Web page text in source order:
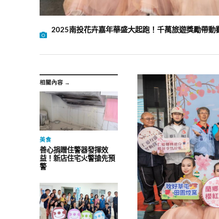
2025南投花卉嘉年華盛大起跑！千萬旅遊獎勵帶動
相關內容 →
美食
善心捐贈住警器發揮效
益！新店住宅火警搶先預
警